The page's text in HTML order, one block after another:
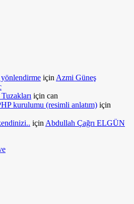
için Azmi Güneş
için can
kurulumu (resimli anlatım) için
için Abdullah Çağrı ELGÜN